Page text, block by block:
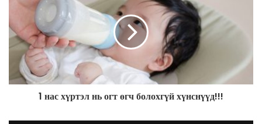
s
1 нас хүртэл нь огт өгч болохгүй хүнснүүд!!!